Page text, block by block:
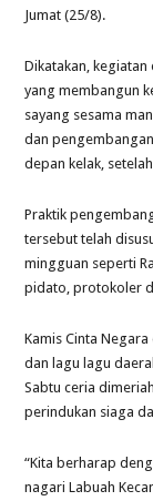
Jumat (25/8).
Dikatakan,
yang membangun
sayang sesama
dan
depan kelak,
Praktik
tersebut telah
mingguan seperti
pidato, protokoler
Kamis Cinta
dan lagu lagu
Sabtu ceria
perindukan siaga
“Kita berharap
nagari Labuah